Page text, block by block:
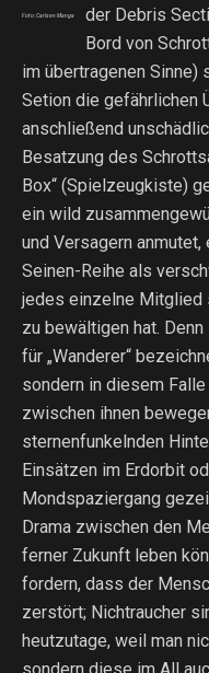
Foto: Carlsen Manga
der Debris
Bord von
im übertragenen Sinne)
Setion die gefährlichen
anschließend
Besatzung des
Box“ (Spielzeugkiste)
ein wild
und Versagern
Seinen-Reihe als
jedes einzelne Mitglied
zu bewältigen hat.
für „Wanderer“
sondern in diesem
zwischen ihnen
sternenfunkelnden
Einsätzen im Erdorbit
Mondspaziergang
Drama zwischen den
ferner Zukunft leben
fordern, dass der
zerstört; Nichtraucher
heutzutage, weil man